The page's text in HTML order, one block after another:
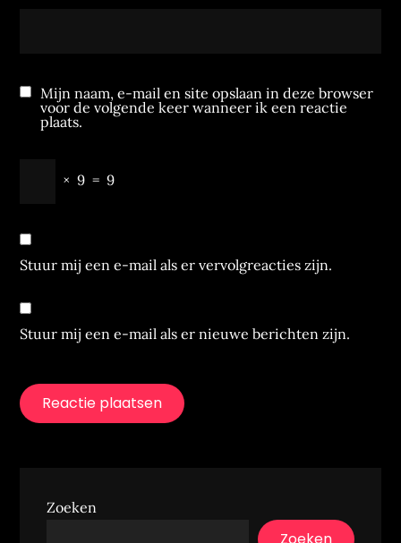
Mijn naam, e-mail en site opslaan in deze browser
voor de volgende keer wanneer ik een reactie
plaats.
× 9 = 9
Stuur mij een e-mail als er vervolgreacties zijn.
Stuur mij een e-mail als er nieuwe berichten zijn.
Zoeken